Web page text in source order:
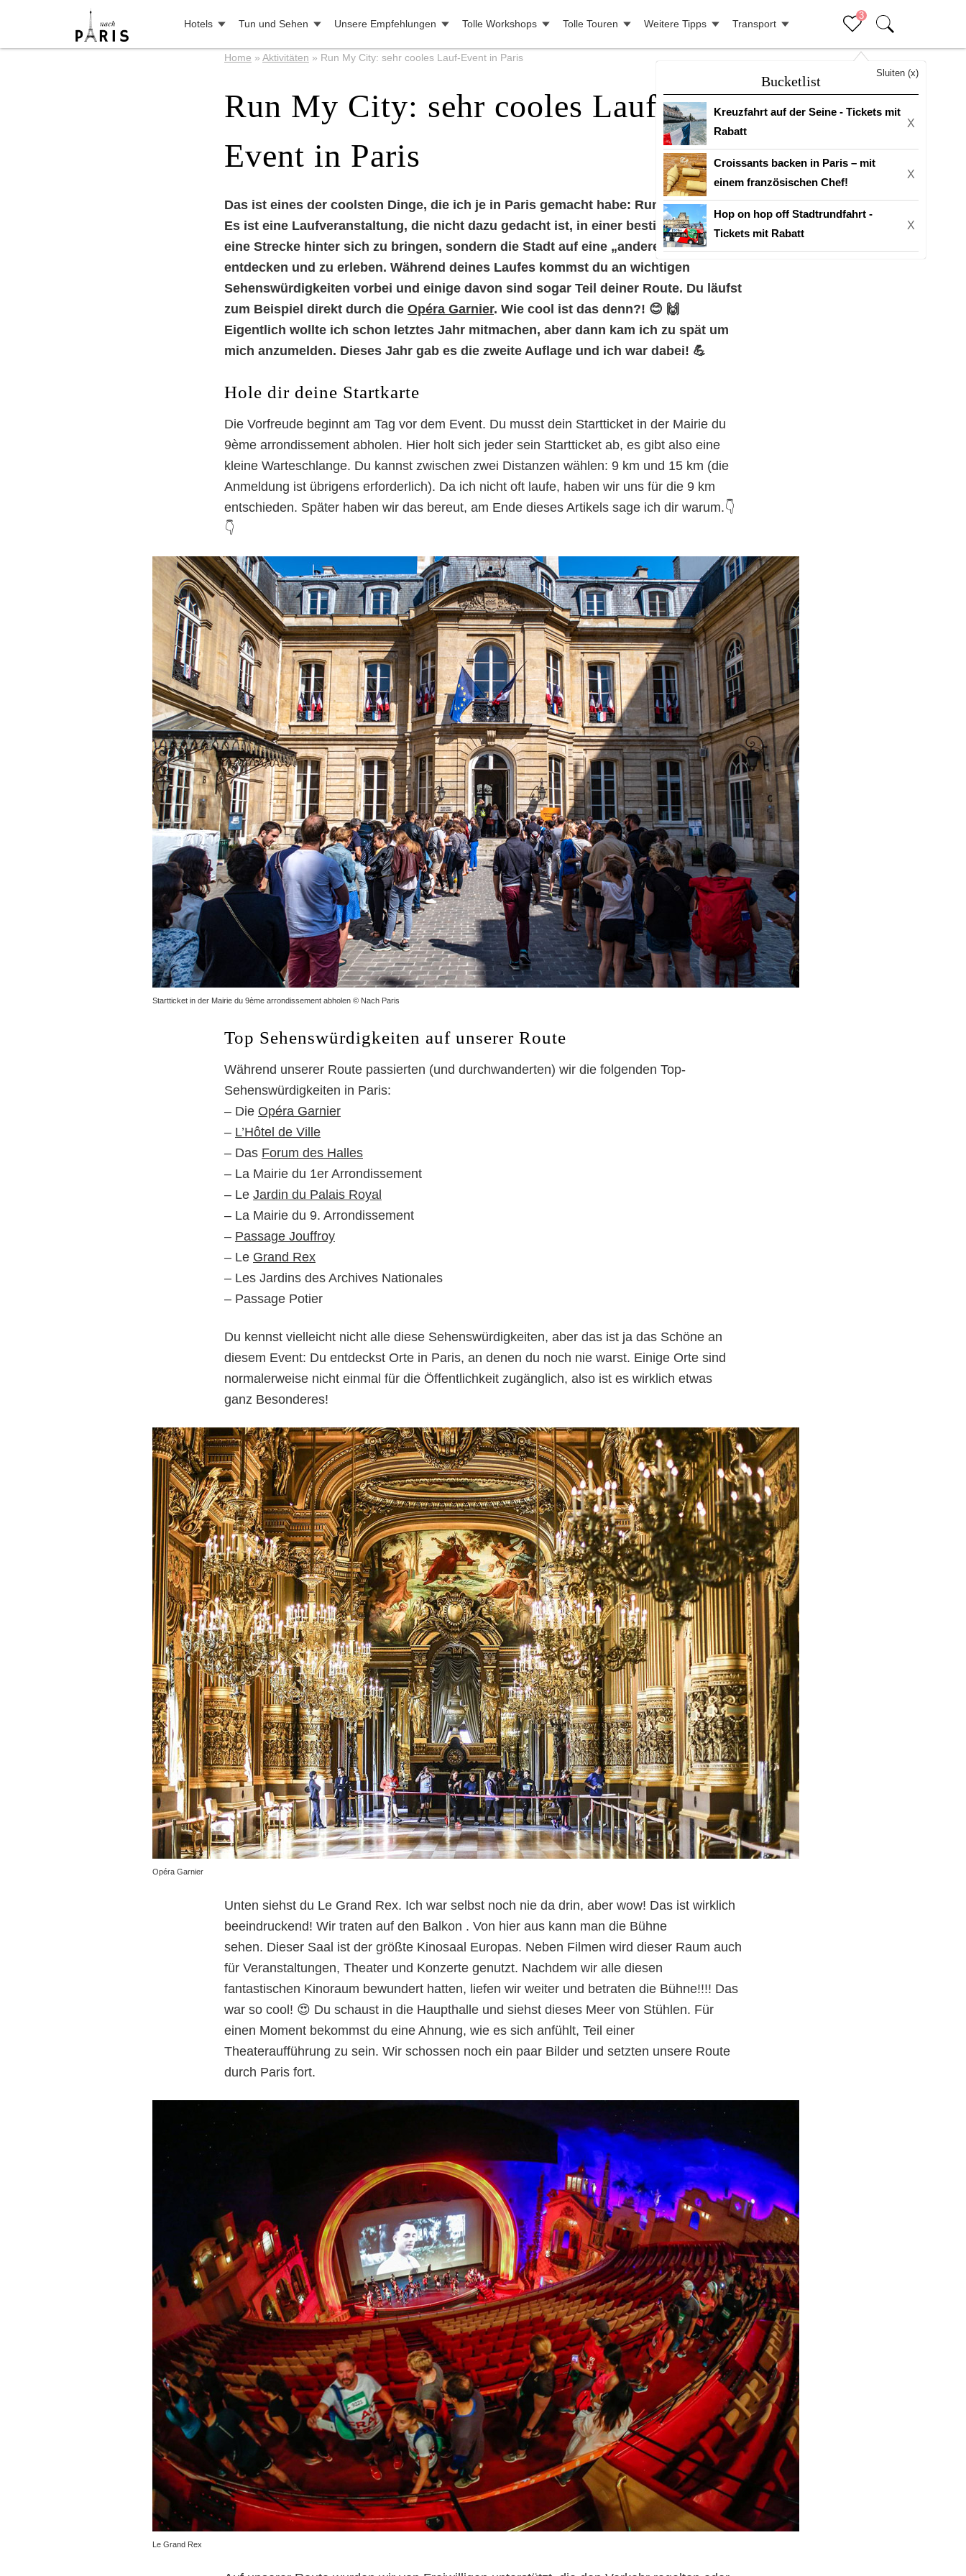
Run My City: sehr cooles
Lauf-Event in Paris
3
Hotels Tun und Sehen Unsere Empfehlungen Tolle Workshops Tolle Touren Weitere Tipps Transport
Bucketlist
Sluiten (x)
Kreuzfahrt auf der Seine - Tickets mit
Rabatt
X
Croissants backen in Paris – mit
einem französischen Chef!
X
Hop on hop off Stadtrundfahrt -
Tickets mit Rabatt
X
Home » Aktivitäten » Run My City: sehr cooles Lauf-Event in Paris
Run My City: sehr cooles Lauf-
Event in Paris
Das ist eines der coolsten Dinge, die ich je in Paris gemacht habe: Run My City!
Es ist eine Laufveranstaltung, die nicht dazu gedacht ist, in einer bestimmten Zeit
eine Strecke hinter sich zu bringen, sondern die Stadt auf eine „andere Art“ zu
entdecken und zu erleben. Während deines Laufes kommst du an wichtigen
Sehenswürdigkeiten vorbei und einige davon sind sogar Teil deiner Route. Du läufst
zum Beispiel direkt durch die Opéra Garnier. Wie cool ist das denn?! 😊 🙌
Eigentlich wollte ich schon letztes Jahr mitmachen, aber dann kam ich zu spät um
mich anzumelden. Dieses Jahr gab es die zweite Auflage und ich war dabei! 💪
Hole dir deine Startkarte
Die Vorfreude beginnt am Tag vor dem Event. Du musst dein Startticket in der Mairie du
9ème arrondissement abholen. Hier holt sich jeder sein Startticket ab, es gibt also eine
kleine Warteschlange. Du kannst zwischen zwei Distanzen wählen: 9 km und 15 km (die
Anmeldung ist übrigens erforderlich). Da ich nicht oft laufe, haben wir uns für die 9 km
entschieden. Später haben wir das bereut, am Ende dieses Artikels sage ich dir warum.👇
👇
Startticket in der Mairie du 9ème arrondissement abholen © Nach Paris
Top Sehenswürdigkeiten auf unserer Route
Während unserer Route passierten (und durchwanderten) wir die folgenden Top-
Sehenswürdigkeiten in Paris:
– Die Opéra Garnier
– L’Hôtel de Ville
– Das Forum des Halles
– La Mairie du 1er Arrondissement
– Le Jardin du Palais Royal
– La Mairie du 9. Arrondissement
– Passage Jouffroy
– Le Grand Rex
– Les Jardins des Archives Nationales
– Passage Potier
Du kennst vielleicht nicht alle diese Sehenswürdigkeiten, aber das ist ja das Schöne an
diesem Event: Du entdeckst Orte in Paris, an denen du noch nie warst. Einige Orte sind
normalerweise nicht einmal für die Öffentlichkeit zugänglich, also ist es wirklich etwas
ganz Besonderes!
Opéra Garnier
Unten siehst du Le Grand Rex. Ich war selbst noch nie da drin, aber wow! Das ist wirklich
beeindruckend! Wir traten auf den Balkon . Von hier aus kann man die Bühne
sehen. Dieser Saal ist der größte Kinosaal Europas. Neben Filmen wird dieser Raum auch
für Veranstaltungen, Theater und Konzerte genutzt. Nachdem wir alle diesen
fantastischen Kinoraum bewundert hatten, liefen wir weiter und betraten die Bühne!!!! Das
war so cool! 😍 Du schaust in die Haupthalle und siehst dieses Meer von Stühlen. Für
einen Moment bekommst du eine Ahnung, wie es sich anfühlt, Teil einer
Theateraufführung zu sein. Wir schossen noch ein paar Bilder und setzten unsere Route
durch Paris fort.
Le Grand Rex